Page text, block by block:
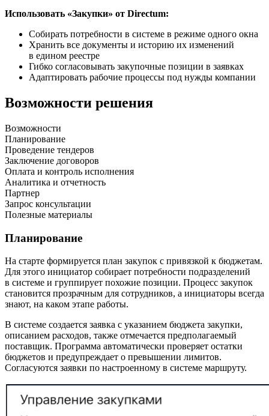
Использовать «Закупки» от Directum:
Собирать потребности в системе в режиме одного окна
Хранить все документы и историю их изменений
в едином реестре
Гибко согласовывать закупочные позиции в заявках
Адаптировать рабочие процессы под нужды компании
Возможности решения
Возможности
Планирование
Проведение тендеров
Заключение договоров
Оплата и контроль исполнения
Аналитика и отчетность
Партнер
Запрос консультации
Полезные материалы
Планирование
На старте формируется план закупок с привязкой к бюджетам.
Для этого инициатор собирает потребности подразделений
в системе и группирует похожие позиции. Процесс закупок
становится прозрачным для сотрудников, а инициаторы всегда
знают, на каком этапе работы.
В системе создается заявка с указанием бюджета закупки,
описанием расходов, также отмечается предполагаемый
поставщик. Программа автоматически проверяет остатки
бюджетов и предупреждает о превышении лимитов.
Согласуются заявки по настроенному в системе маршруту.